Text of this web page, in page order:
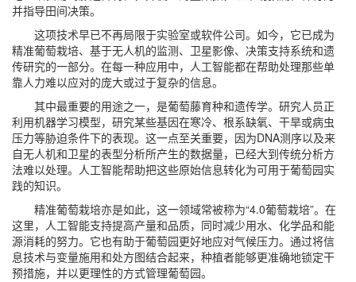
并指导田间决策。
这项技术早已不再局限于实验室或软件公司。如今，它已成为
精准葡萄栽培、基于无人机的监测、卫星影像、决策支持系统和遗
传研究的一部分。在每一种应用中，人工智能都在帮助处理那些单
靠人力难以应对的庞大或过于复杂的信息。
其中最重要的用途之一，是葡萄藤育种和遗传学。研究人员正
利用机器学习模型，研究某些基因在寒冷、根系缺氧、干旱或病虫
压力等胁迫条件下的表现。这一点至关重要，因为DNA测序以及来
自无人机和卫星的表型分析所产生的数据量，已经大到传统分析方
法难以处理。人工智能帮助把这些原始信息转化为可用于葡萄园实
践的知识。
精准葡萄栽培亦是如此，这一领域常被称为“4.0葡萄栽培”。在
这里，人工智能支持提高产量和品质，同时减少用水、化学品和能
源消耗的努力。它也有助于葡萄园更好地应对气候压力。通过将信
息技术与变量施用和处方图结合起来，种植者能够更准确地锁定干
预措施，并以更理性的方式管理葡萄园。